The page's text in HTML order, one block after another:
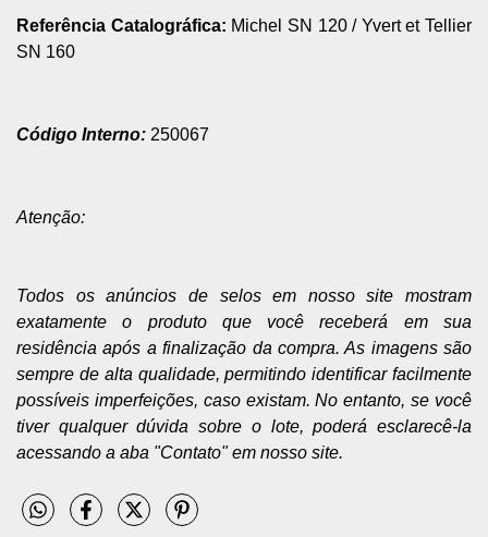
Referência Catalográfica: Michel SN 120 / Yvert et Tellier
SN 160
Código Interno: 250067
Atenção:
Todos os anúncios de selos em nosso site mostram
exatamente o produto que você receberá em sua
residência após a finalização da compra. As imagens são
sempre de alta qualidade, permitindo identificar facilmente
possíveis imperfeições, caso existam. No entanto, se você
tiver qualquer dúvida sobre o lote, poderá esclarecê-la
acessando a aba "Contato" em nosso site.